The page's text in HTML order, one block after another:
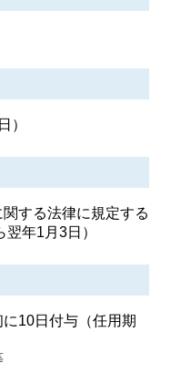
）
する法律に規定する
年1月3日）
10日付与（任用期